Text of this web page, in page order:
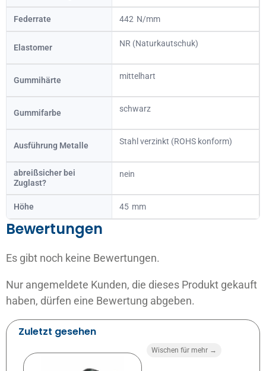
Federrate 442
Elastomer NR (Naturkautschuk)
Gummihärte mittelhart
Gummifarbe schwarz
Ausführung Metalle Stahl verzinkt (ROHS konform)
abreißsicher bei
Zuglast?
nein
Höhe 45
Bewertungen
Es gibt noch keine Bewertungen.
Nur angemeldete Kunden, die dieses Produkt gekauft
haben, dürfen eine Bewertung abgeben.
Zuletzt gesehen
Wischen für mehr →